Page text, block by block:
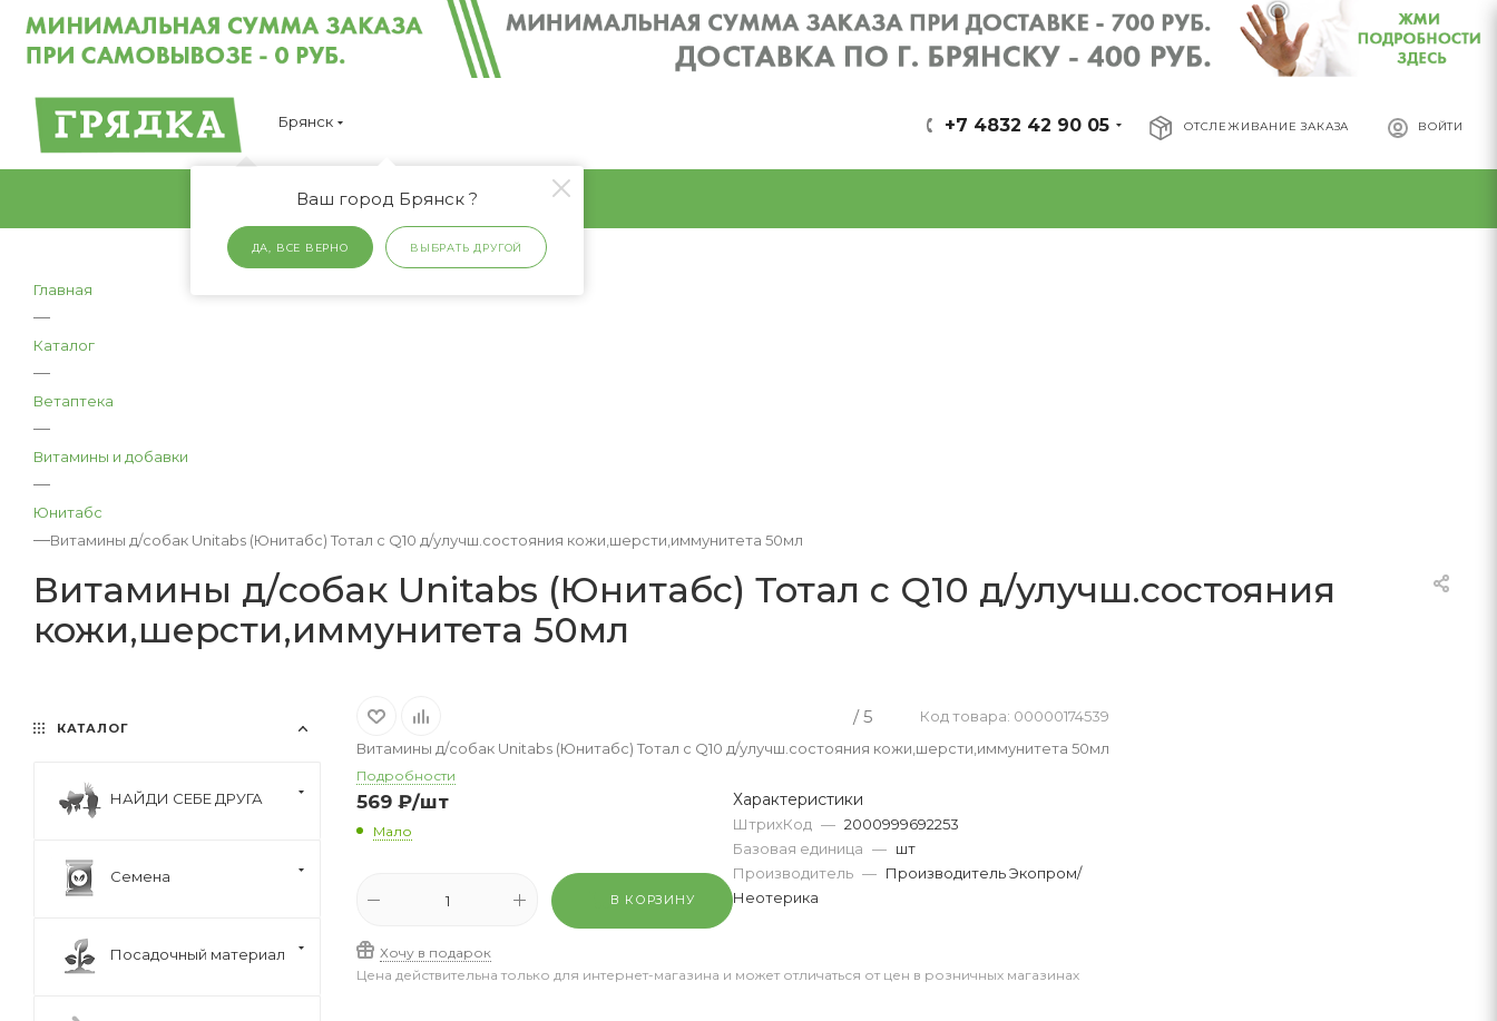
Брянск
Ваш город Брянск ?
ДА, ВСЕ ВЕРНО ВЫБРАТЬ ДРУГОЙ
ОТСЛЕЖИВАНИЕ ЗАКАЗА ВОЙТИ
+7 4832 42 90 05
Главная
—
Каталог
—
Ветаптека
—
Витамины и добавки
—
Юнитабс
—Витамины д/собак Unitabs (Юнитабс) Тотал с Q10 д/улучш.состояния кожи,шерсти,иммунитета 50мл
Витамины д/собак Unitabs (Юнитабс) Тотал с Q10 д/улучш.состояния
кожи,шерсти,иммунитета 50мл
/ 5
Код товара: 00000174539
Витамины д/собак Unitabs (Юнитабс) Тотал с Q10 д/улучш.состояния кожи,шерсти,иммунитета 50мл
Подробности
569 ₽/шт
Мало
В КОРЗИНУ
Хочу в подарок
Характеристики
ШтрихКод — 2000999692253
Базовая единица — шт
Производитель — Производитель Экопром/
Неотерика
Цена действительна только для интернет-магазина и может отличаться от цен в розничных магазинах
КАТАЛОГ
НАЙДИ СЕБЕ ДРУГА
Семена
Посадочный материал